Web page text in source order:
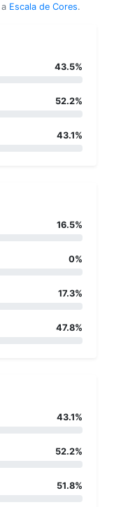
Escala de Cores.
43.5%
52.2%
43.1%
16.5%
0%
17.3%
47.8%
43.1%
52.2%
51.8%